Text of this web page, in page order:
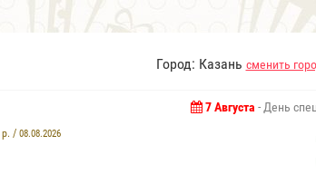
Город: Казань сменить
7 Августа - День
р. / 08.08.2026